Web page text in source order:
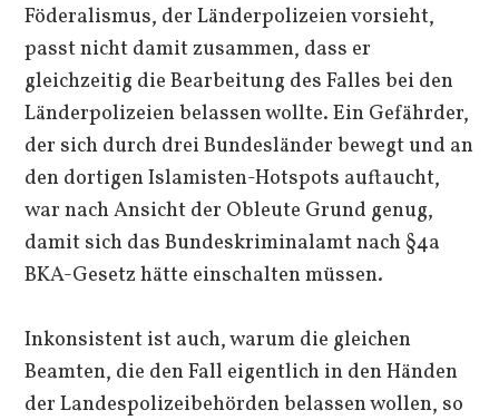
Föderalismus, der Länderpolizeien vorsieht,
passt nicht damit zusammen, dass er
gleichzeitig die Bearbeitung des Falles bei den
Länderpolizeien belassen wollte. Ein Gefährder,
der sich durch drei Bundesländer bewegt und an
den dortigen Islamisten-Hotspots auftaucht,
war nach Ansicht der Obleute Grund genug,
damit sich das Bundeskriminalamt nach §4a
BKA-Gesetz hätte einschalten müssen.
Inkonsistent ist auch, warum die gleichen
Beamten, die den Fall eigentlich in den Händen
der Landespolizeibehörden belassen wollen, so